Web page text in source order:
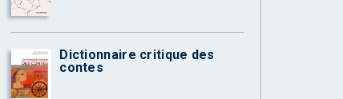
Dictionnaire critique des
contes